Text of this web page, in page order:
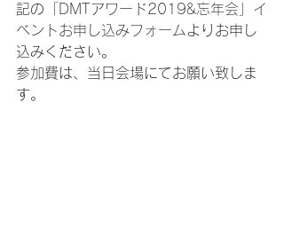
記の 「DMTアワード2019&忘年会」イ
ベントお申し込みフォームよりお申し
込みください。
参加費は、当日会場にてお願い致しま
す。